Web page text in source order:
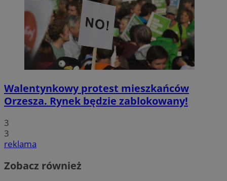
Walentynkowy protest mieszkańców
Orzesza. Rynek będzie zablokowany!
3
3
reklama
Zobacz również